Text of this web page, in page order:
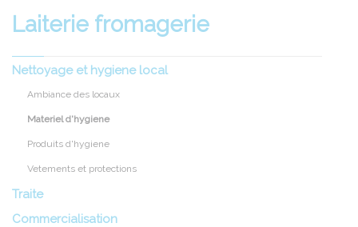
Laiterie fromagerie
Nettoyage et hygiene local
Ambiance des locaux
Materiel d'hygiene
Produits d'hygiene
Vetements et protections
Traite
Commercialisation